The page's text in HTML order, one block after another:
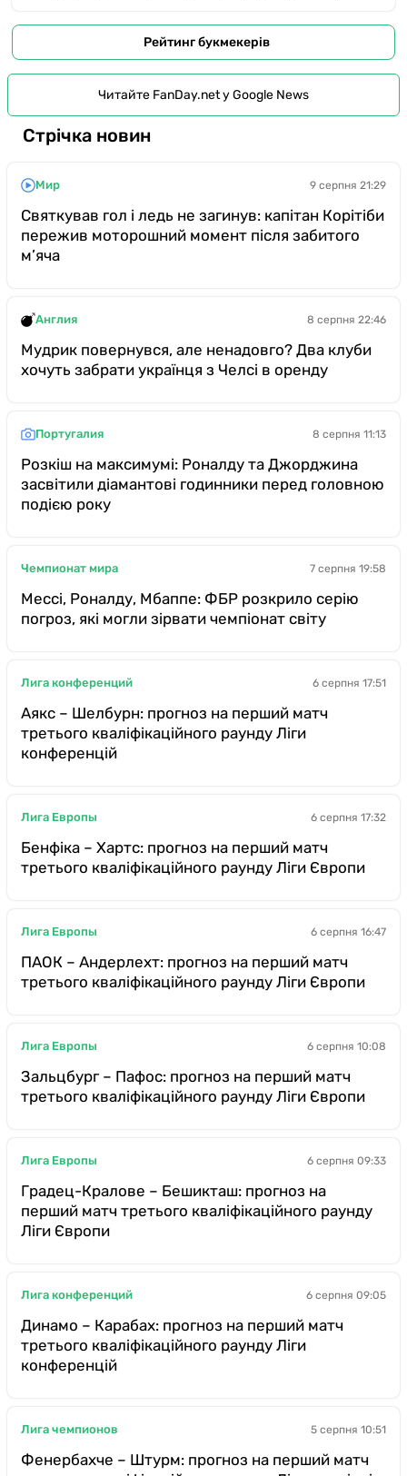
Рейтинг букмекерів
Читайте FanDay.net у Google News
Стрічка новин
Мир 9 серпня 21:29
Святкував гол і ледь не загинув: капітан Корітіби
пережив моторошний момент після забитого
м’яча
Англия 8 серпня 22:46
Мудрик повернувся, але ненадовго? Два клуби
хочуть забрати українця з Челсі в оренду
Португалия 8 серпня 11:13
Розкіш на максимумі: Роналду та Джорджина
засвітили діамантові годинники перед головною
подією року
Чемпионат мира 7 серпня 19:58
Мессі, Роналду, Мбаппе: ФБР розкрило серію
погроз, які могли зірвати чемпіонат світу
Лига конференций 6 серпня 17:51
Аякс – Шелбурн: прогноз на перший матч
третього кваліфікаційного раунду Ліги
конференцій
Лига Европы 6 серпня 17:32
Бенфіка – Хартс: прогноз на перший матч
третього кваліфікаційного раунду Ліги Європи
Лига Европы 6 серпня 16:47
ПАОК – Андерлехт: прогноз на перший матч
третього кваліфікаційного раунду Ліги Європи
Лига Европы 6 серпня 10:08
Зальцбург – Пафос: прогноз на перший матч
третього кваліфікаційного раунду Ліги Європи
Лига Европы 6 серпня 09:33
Градец-Кралове – Бешикташ: прогноз на
перший матч третього кваліфікаційного раунду
Ліги Європи
Лига конференций 6 серпня 09:05
Динамо – Карабах: прогноз на перший матч
третього кваліфікаційного раунду Ліги
конференцій
Лига чемпионов 5 серпня 10:51
Фенербахче – Штурм: прогноз на перший матч